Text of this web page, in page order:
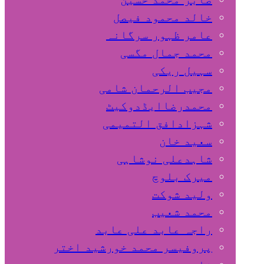
خالد محمود فیصل
عامر ظہور سرگانہ
محمد جمال مگسی
سہیل ريكی
مجیب الرحمان شامی
محمدرضاایڈدوکیٹ
شہزادافق التمیمی
سعید خان
شاہدعلی نوشاہی
میرک بلوچ
ولید شوکت
محمد شعیب
راجہ عابد علی عابد
پروفیسر محمد خورشید اختر